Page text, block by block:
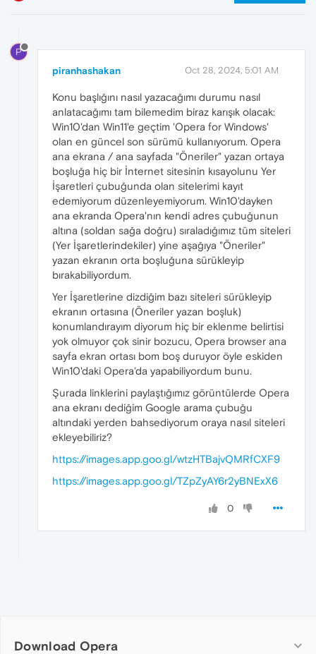
P
piranhashakan Oct 28, 2024, 5:01 AM
Konu başlığını nasıl yazacağımı durumu nasıl
anlatacağımı tam bilemedim biraz karışık olacak:
Win10'dan Win11'e geçtim 'Opera for Windows'
olan en güncel son sürümü kullanıyorum. Opera
ana ekrana / ana sayfada "Öneriler" yazan ortaya
boşluğa hiç bir İnternet sitesinin kısayolunu Yer
İşaretleri çubuğunda olan sitelerimi kayıt
edemiyorum düzenleyemiyorum. Win10'dayken
ana ekranda Opera'nın kendi adres çubuğunun
altına (soldan sağa doğru) sıraladığımız tüm siteleri
(Yer İşaretlerindekiler) yine aşağıya "Öneriler"
yazan ekranın orta boşluğuna sürükleyip
bırakabiliyordum.
Yer İşaretlerine dizdiğim bazı siteleri sürükleyip
ekranın ortasına (Öneriler yazan boşluk)
konumlandırayım diyorum hiç bir eklenme belirtisi
yok olmuyor çok sinir bozucu, Opera browser ana
sayfa ekran ortası bom boş duruyor öyle eskiden
Win10'daki Opera'da yapabiliyordum bunu.
Şurada linklerini paylaştığımız görüntülerde Opera
ana ekranı dediğim Google arama çubuğu
altındaki yerden bahsediyorum oraya nasıl siteleri
ekleyebiliriz?
https://images.app.goo.gl/wtzHTBajvQMRfCXF9
https://images.app.goo.gl/TZpZyAY6r2yBNExX6
0
Download Opera